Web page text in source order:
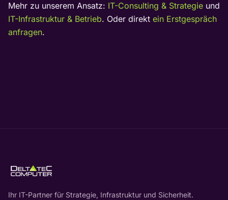
Mehr zu unserem Ansatz: IT-Consulting & Strategie und
IT-Infrastruktur & Betrieb. Oder direkt ein Erstgespräch
anfragen.
Ihr IT-Partner für Strategie, Infrastruktur und Sicherheit.